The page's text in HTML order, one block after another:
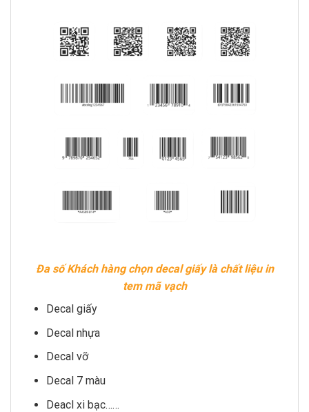
Đa số Khách hàng chọn decal giấy là chất liệu in
tem mã vạch
Decal giấy
Decal nhựa
Decal vỡ
Decal 7 màu
Deacl xi bạc……